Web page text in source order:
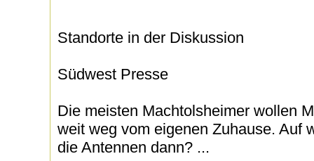
Standorte in der Diskussion
Südwest Presse
Die meisten Machtolsheimer wollen
weit weg vom eigenen Zuhause. Auf
die Antennen dann? ...